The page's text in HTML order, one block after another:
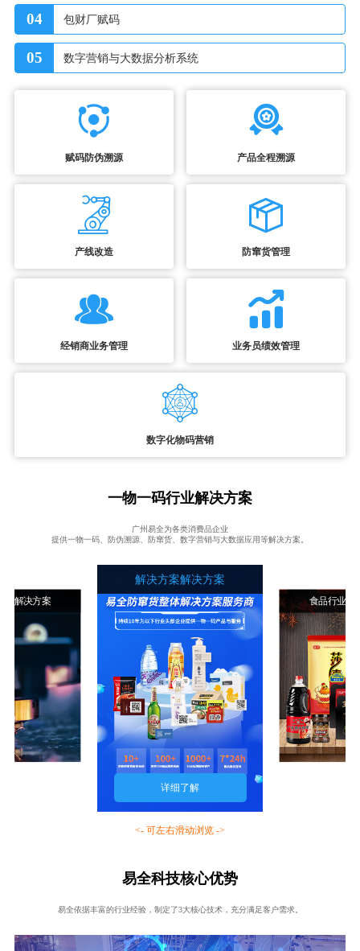
04 包财厂赋码
05 数字营销与大数据分析系统
赋码防伪溯源 产品全程溯源
产线改造 防窜货管理
经销商业务管理 业务员绩效管理
数字化物码营销
一物一码行业解决方案
广州易全为各类消费品企业
提供一物一码、防伪溯源、防窜货、数字营销与大数据应用等解决方案。
业解决方案
解决方案解决方案
详细了解
食品行业解
<- 可左右滑动浏览 ->
易全科技核心优势
易全依据丰富的行业经验，制定了3大核心技术，充分满足客户需求。